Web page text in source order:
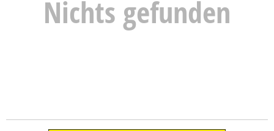
Nichts gefunden